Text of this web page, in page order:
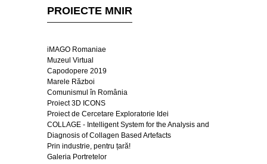
PROIECTE MNIR
iMAGO Romaniae
Muzeul Virtual
Capodopere 2019
Marele Război
Comunismul în România
Proiect 3D ICONS
Proiect de Cercetare Exploratorie Idei
COLLAGE - Intelligent System for the Analysis and
Diagnosis of Collagen Based Artefacts
Prin industrie, pentru țară!
Galeria Portretelor